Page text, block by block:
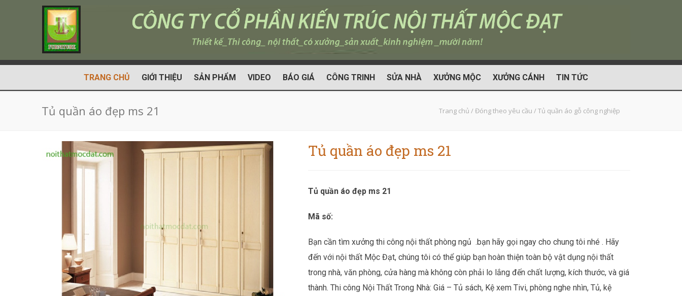
TRANG CHỦ GIỚI THIỆU SẢN PHẨM VIDEO BÁO GIÁ CÔNG TRINH SỬA NHÀ XƯỞNG MỘC XƯỞNG CÁNH TIN TỨC
Tủ quần áo đẹp ms 21 Trang chủ /Đóng theo yêu cầu /Tủ quần áo gỗ công nghiệp
Tủ quần áo đẹp ms 21
Tủ quần áo đẹp ms 21
Mã số:
Bạn cần tìm xưởng thi công nội thất phòng ngủ .bạn hãy gọi ngay cho chung tôi nhé . Hãy
đến với nội thất Mộc Đạt, chúng tôi có thể giúp bạn hoàn thiện toàn bộ vật dụng nội thất
trong nhà, văn phòng, cửa hàng mà không còn phải lo lắng đến chất lượng, kích thước, và giá
thành. Thi công Nội Thất Trong Nhà: Giá – Tủ sách, Kệ xem Tivi, phòng nghe nhìn, Tủ, kệ